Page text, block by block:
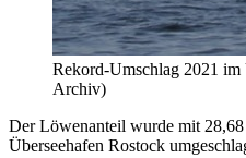
Rekord-Umschlag 2021 im
Archiv)
Der Löwenanteil wurde mit
Überseehafen Rostock